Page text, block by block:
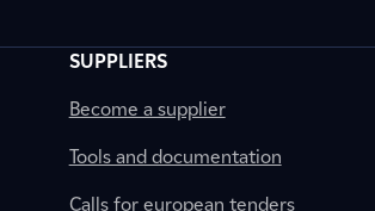
SUPPLIERS
Become a supplier
Tools and documentation
Calls for european tenders